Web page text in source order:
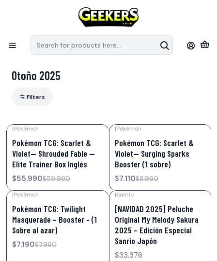
Recuerda que las preventas tiene fechas estimativas de arribo a
Chile, pueden modificar sus fechas de llegada por parte de los
Home Otoño 2025
Otoño 2025
Filters
Not available
|Pokémon
Pokémon TCG: Scarlet &
Violet— Shrouded Fable —
Elite Trainer Box Inglés
$55.990$59.990
|Pokémon
Pokémon TCG: Scarlet &
Violet— Surging Sparks
Booster (1 sobre)
$7.110$8.990
|Pokémon
Pokémon TCG: Twilight
Masquerade – Booster - (1
Sobre al azar)
$7.190$7.990
|Sanrio
[NAVIDAD 2025] Peluche
Original My Melody Sakura
2025 – Edición Especial
Sanrio Japón
$33.376